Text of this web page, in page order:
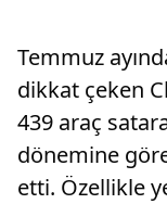
Temmuz
dikkat çeken
439 araç
dönemine
etti. Özellikle